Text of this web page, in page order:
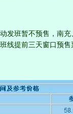
发班暂不预售，南
线提前三天窗口预售